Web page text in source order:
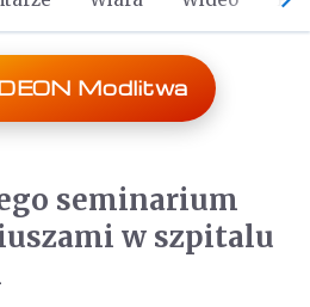
Modlitwa
seminarium
w szpitalu